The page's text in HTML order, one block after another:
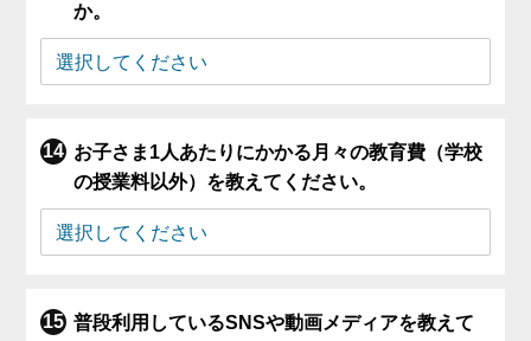
か。
お子さま1人あたりにかかる月々の教育費（学校
の授業料以外）を教えてください。
普段利用しているSNSや動画メディアを教えて